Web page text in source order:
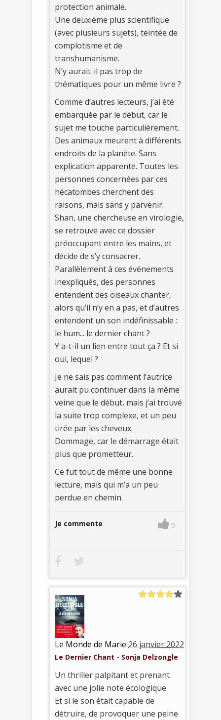
protection animale.
Une deuxième plus scientifique
(avec plusieurs sujets), teintée de
complotisme et de
transhumanisme.
N’y aurait-il pas trop de
thématiques pour un même livre ?
Comme d’autres lecteurs, j’ai été
embarquée par le début, car le
sujet me touche particulièrement.
Des animaux meurent à différents
endroits de la planète. Sans
explication apparente. Toutes les
personnes concernées par ces
hécatombes cherchent des
raisons, mais sans y parvenir.
Shan, une chercheuse en virologie,
se retrouve avec ce dossier
préoccupant entre les mains, et
décide de s’y consacrer.
Parallèlement à ces événements
inexpliqués, des personnes
entendent des oiseaux chanter,
alors qu’il n’y en a pas, et d’autres
entendent un son indéfinissable :
le hum... le dernier chant ?
Y a-t-il un lien entre tout ça ? Et si
oui, lequel ?
Je ne sais pas comment l’autrice
aurait pu continuer dans la même
veine que le début, mais j’ai trouvé
la suite trop complexe, et un peu
tirée par les cheveux.
Dommage, car le démarrage était
plus que prometteur.
Ce fut tout de même une bonne
lecture, mais qui m’a un peu
perdue en chemin.
Je commente 0
Le Monde de Marie 26 janvier 2022
Le Dernier Chant - Sonja Delzongle
Un thriller palpitant et prenant
avec une jolie note écologique.
Et si le son était capable de
détruire, de provoquer une peine